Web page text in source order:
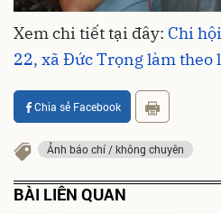
Xem chi tiết tại đây: Chi
22, xã Đức Trọng làm theo
Chia sẻ Facebook
Ảnh báo chí / không chuyên
BÀI LIÊN QUAN